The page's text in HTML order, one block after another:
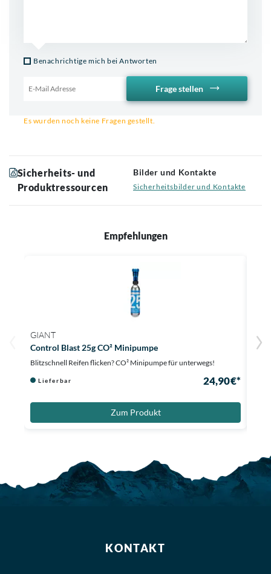
Benachrichtige mich bei Antworten
Frage stellen
Es wurden noch keine Fragen gestellt.
Sicherheits- und
Produktressourcen
Bilder und Kontakte
Sicherheitsbilder und Kontakte
Empfehlungen
GIANT
Control Blast 25g CO² Minipumpe
Blitzschnell Reifen flicken? CO² Minipumpe für unterwegs!
Lieferbar 24,90 €*
Zum Produkt
KONTAKT